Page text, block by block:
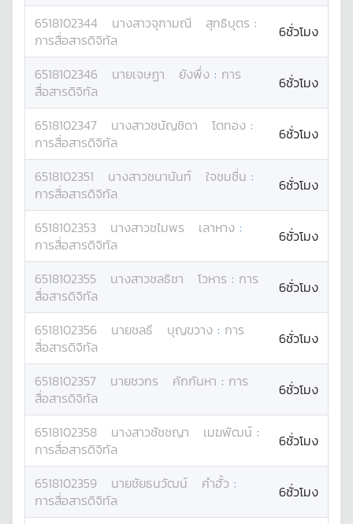
6518102344 นางสาวจุฑามณี สุทธิบุตร :
การสื่อสารดิจิทัล
6ชั่วโมง
6518102346 นายเจษฏา ยังพึ่ง : การ
สื่อสารดิจิทัล
6ชั่วโมง
6518102347 นางสาวชนัญชิดา โตทอง :
การสื่อสารดิจิทัล
6ชั่วโมง
6518102351 นางสาวชนานันท์ ใจชมชื่น :
การสื่อสารดิจิทัล
6ชั่วโมง
6518102353 นางสาวชไมพร เลาหาง :
การสื่อสารดิจิทัล
6ชั่วโมง
6518102355 นางสาวชลธิชา โวหาร : การ
สื่อสารดิจิทัล
6ชั่วโมง
6518102356 นายชลธี บุญขวาง : การ
สื่อสารดิจิทัล
6ชั่วโมง
6518102357 นายชวกร คักกันหา : การ
สื่อสารดิจิทัล
6ชั่วโมง
6518102358 นางสาวชัชชญา เมฆพัฒน์ :
การสื่อสารดิจิทัล
6ชั่วโมง
6518102359 นายชัยธนวัฒน์ คำฮั้ว :
การสื่อสารดิจิทัล
6ชั่วโมง